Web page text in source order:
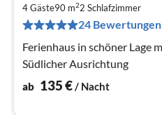
4 Gäste90 m22 Schlafzimmer
24 Bewertungen
Ferienhaus in schöner Lage mit Garten und Teich in
Südlicher Ausrichtung
ab 135€/ Nacht